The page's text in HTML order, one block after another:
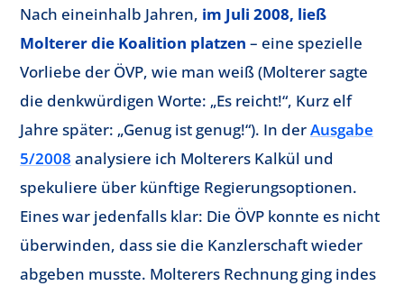
Nach eineinhalb Jahren, im Juli 2008, ließ
Molterer die Koalition platzen – eine spezielle
Vorliebe der ÖVP, wie man weiß (Molterer sagte
die denkwürdigen Worte: „Es reicht!“, Kurz elf
Jahre später: „Genug ist genug!“). In derAusgabe
5/2008 analysiere ich Molterers Kalkül und
spekuliere über künftige Regierungsoptionen.
Eines war jedenfalls klar: Die ÖVP konnte es nicht
überwinden, dass sie die Kanzlerschaft wieder
abgeben musste. Molterers Rechnung ging indes